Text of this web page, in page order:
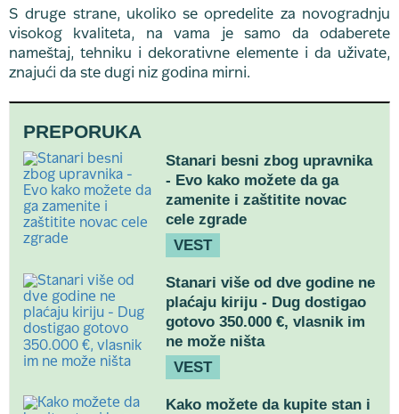
S druge strane, ukoliko se opredelite za novogradnju
visokog kvaliteta, na vama je samo da odaberete
nameštaj, tehniku i dekorativne elemente i da uživate,
znajući da ste dugi niz godina mirni.
PREPORUKA
Stanari besni zbog upravnika
- Evo kako možete da ga
zamenite i zaštitite novac
cele zgrade
VEST
Stanari više od dve godine ne
plaćaju kiriju - Dug dostigao
gotovo 350.000 €, vlasnik im
ne može ništa
VEST
Kako možete da kupite stan i